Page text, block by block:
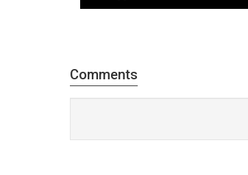
Comments